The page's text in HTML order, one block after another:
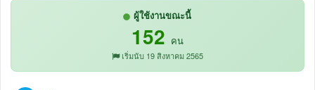
ผู้ใช้งานขณะนี้
152 คน
เริ่มนับ 19 สิงหาคม 2565